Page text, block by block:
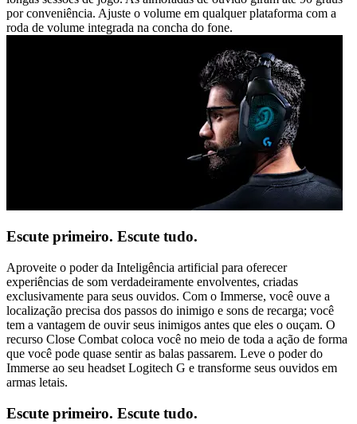
por conveniência. Ajuste o volume em qualquer plataforma com a
roda de volume integrada na concha do fone.
Escute primeiro. Escute tudo.
Aproveite o poder da Inteligência artificial para oferecer
experiências de som verdadeiramente envolventes, criadas
exclusivamente para seus ouvidos. Com o Immerse, você ouve a
localização precisa dos passos do inimigo e sons de recarga; você
tem a vantagem de ouvir seus inimigos antes que eles o ouçam. O
recurso Close Combat coloca você no meio de toda a ação de forma
que você pode quase sentir as balas passarem. Leve o poder do
Immerse ao seu headset Logitech G e transforme seus ouvidos em
armas letais.
Escute primeiro. Escute tudo.